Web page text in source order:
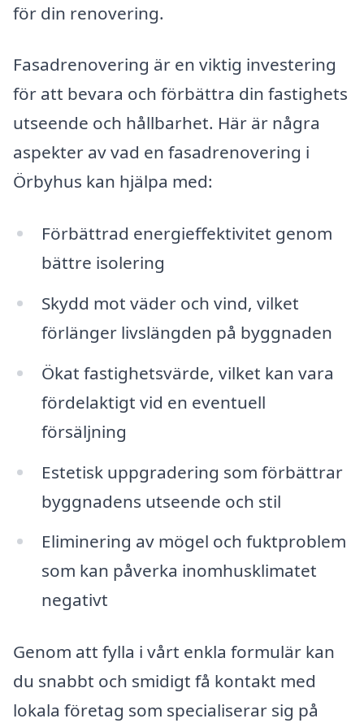
för din renovering.
Fasadrenovering är en viktig investering
för att bevara och förbättra din fastighets
utseende och hållbarhet. Här är några
aspekter av vad en fasadrenovering i
Örbyhus kan hjälpa med:
Förbättrad energieffektivitet genom
bättre isolering
Skydd mot väder och vind, vilket
förlänger livslängden på byggnaden
Ökat fastighetsvärde, vilket kan vara
fördelaktigt vid en eventuell
försäljning
Estetisk uppgradering som förbättrar
byggnadens utseende och stil
Eliminering av mögel och fuktproblem
som kan påverka inomhusklimatet
negativt
Genom att fylla i vårt enkla formulär kan
du snabbt och smidigt få kontakt med
lokala företag som specialiserar sig på